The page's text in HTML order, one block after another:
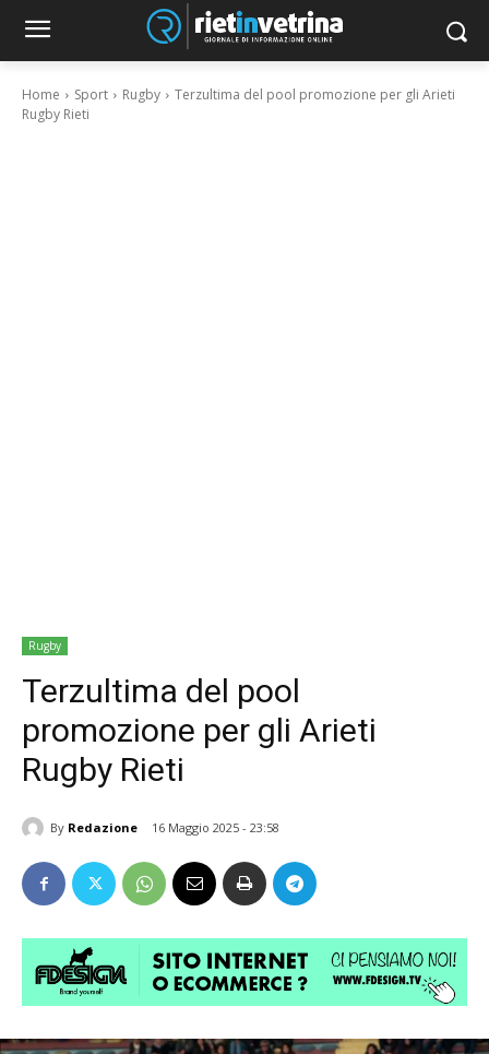
Home Sport Rugby
Terzultima del pool promozione per gli Arieti
Rugby Rieti
Rugby
Terzultima del pool
promozione per gli Arieti
Rugby Rieti
By Redazione 16 Maggio 2025 - 23:58